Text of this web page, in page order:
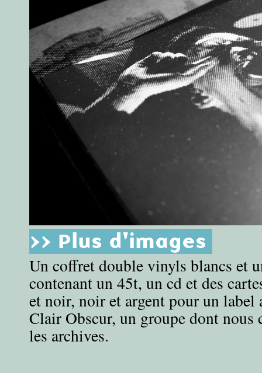
>> Plus d'images
Un coffret double vinyls blancs et
contenant un 45t, un cd et des
et noir, noir et argent pour un label
Clair Obscur, un groupe dont nous
les archives.